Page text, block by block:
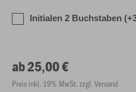
Initialen 2 Buchstaben
ab 25,00 €
Preis inkl. 19% MwSt. zzgl. Versand